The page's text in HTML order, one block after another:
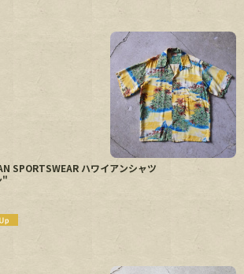
SPORTSWEAR ハワイアンシャツ
"